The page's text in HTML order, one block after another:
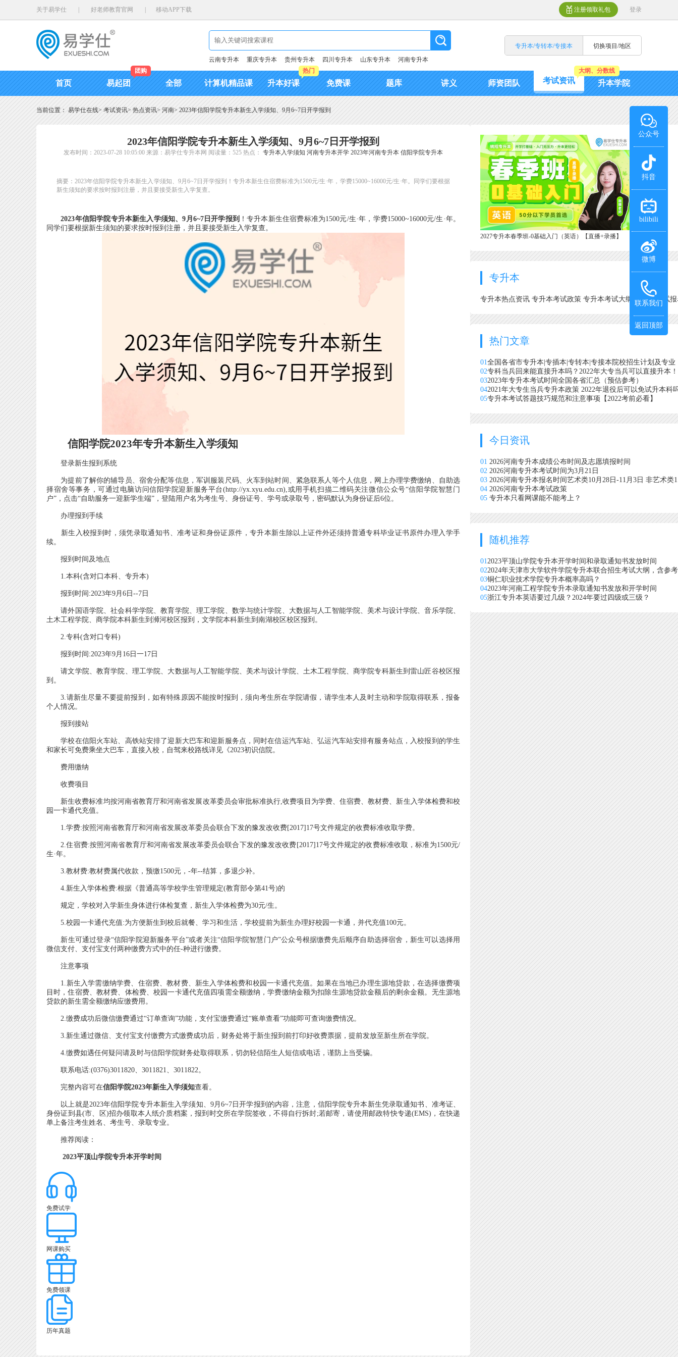
关于易学仕 好老师教育官网 移动APP下载 注册领取礼包 登录
云南专升本 重庆专升本 贵州专升本 四川专升本 山东专升本 河南专升本
专升本/专转本/专接本 切换项目/地区
首页 易起团
团购
全部 计算机精品课 升本好课
热门
免费课 题库 讲义 师资团队 考试资讯
大纲、分数线
升本学院
当前位置： 易学仕在线> 考试资讯> 热点资讯> 河南> 2023年信阳学院专升本新生入学须知、9月6~7日开学报到
2023年信阳学院专升本新生入学须知、9月6~7日开学报到
发布时间：2023-07-28 10:05:00 来源：易学仕专升本网 阅读量：525 热点： 专升本入学须知 河南专升本开学 2023年河南专升本 信阳学院专升本
摘要：2023年信阳学院专升本新生入学须知、9月6~7日开学报到！专升本新生住宿费标准为1500元/生·年，学费15000~16000元/生·年。同学们要根据
新生须知的要求按时报到注册，并且要接受新生入学复查。
2023年信阳学院专升本新生入学须知、9月6~7日开学报到 ！专升本新生住宿费标准为1500元/生·年，学费15000~16000元/生·年。
同学们要根据新生须知的要求按时报到注册，并且要接受新生入学复查。
信阳学院2023年专升本新生入学须知
登录新生报到系统
为提前了解你的辅导员、宿舍分配等信息，军训服装尺码、火车到站时间、紧急联系人等个人信息，网上办理学费缴纳、自助选
择宿舍等事务，可通过电脑访问信阳学院迎新服务平台(http://yx.xyu.edu.cn),或用手机扫描二维码关注微信公众号“信阳学院智慧门
户”，点击“自助服务一迎新学生端”，登陆用户名为考生号、身份证号、学号或录取号，密码默认为身份证后6位。
办理报到手续
新生入校报到时，须凭录取通知书、准考证和身份证原件，专升本新生除以上证件外还须持普通专科毕业证书原件办理入学手
续。
报到时间及地点
1.本科(含对口本科、专升本)
报到时间:2023年9月6日--7日
请外国语学院、社会科学学院、教育学院、理工学院、数学与统计学院、大数据与人工智能学院、美术与设计学院、音乐学院、
土木工程学院、商学院本科新生到浉河校区报到，文学院本科新生到南湖校区校区报到。
2.专科(含对口专科)
报到时间:2023年9月16日一17日
请文学院、教育学院、理工学院、大数据与人工智能学院、美术与设计学院、土木工程学院、商学院专科新生到雷山匠谷校区报
到。
3.请新生尽量不要提前报到，如有特殊原因不能按时报到，须向考生所在学院请假，请学生本人及时主动和学院取得联系，报备
个人情况。
报到接站
学校在信阳火车站、高铁站安排了迎新大巴车和迎新服务点，同时在信运汽车站、弘运汽车站安排有服务站点，入校报到的学生
和家长可免费乘坐大巴车，直接入校，自驾来校路线详见《2023初识信院。
费用缴纳
收费项目
新生收费标准均按河南省教育厅和河南省发展改革委员会审批标准执行,收费项目为学费、住宿费、教材费、新生入学体检费和校
园一卡通代充值。
1.学费:按照河南省教育厅和河南省发展改革委员会联合下发的豫发改收费[2017]17号文件规定的收费标准收取学费。
2.住宿费:按照河南省教育厅和河南省发展改革委员会联合下发的豫发改收费[2017]17号文件规定的收费标准收取，标准为1500元/
生·年。
3.教材费:教材费属代收款，预缴1500元，-年--结算，多退少补。
4.新生入学体检费:根据《普通高等学校学生管理规定(教育部令第41号)的
规定，学校对入学新生身体进行体检复查，新生入学体检费为30元/生。
5.校园一卡通代充值:为方便新生到校后就餐、学习和生活，学校提前为新生办理好校园一卡通，并代充值100元。
新生可通过登录“信阳学院迎新服务平台”或者关注“信阳学院智慧门户”公众号根据缴费先后顺序自助选择宿舍，新生可以选择用
微信支付、支付宝支付两种缴费方式中的任-种进行缴费。
注意事项
1.新生入学需缴纳学费、住宿费、教材费、新生入学体检费和校园一卡通代充值。如果在当地已办理生源地贷款，在选择缴费项
目时，住宿费、教材费、体检费、校园一卡通代充值四项需全额缴纳，学费缴纳金额为扣除生源地贷款金额后的剩余金额。无生源地
贷款的新生需全额缴纳应缴费用。
2.缴费成功后微信缴费通过“订单查询”功能，支付宝缴费通过“账单查看”功能即可查询缴费情况。
3.新生通过微信、支付宝支付缴费方式缴费成功后，财务处将于新生报到前打印好收费票据，提前发放至新生所在学院。
4.缴费如遇任何疑问请及时与信阳学院财务处取得联系，切勿轻信陌生人短信或电话，谨防上当受骗。
联系电话:(0376)3011820、3011821、3011822。
完整内容可在信阳学院2023年新生入学须知查看。
以上就是2023年信阳学院专升本新生入学须知、9月6~7日开学报到的内容，注意，信阳学院专升本新生凭录取通知书、准考证、
身份证到县(市、区)招办领取本人纸介质档案，报到时交所在学院签收，不得自行拆封;若邮寄，请使用邮政特快专递(EMS)，在快递
单上备注考生姓名、考生号、录取专业。
推荐阅读：
2023平顶山学院专升本开学时间
免费试学
网课购买
免费领课
历年真题
2027专升本春季班-0基础入门（英语）【直播+录播】
专升本
专升本热点资讯 专升本考试政策 专升本考试大纲 专升本考试
热门文章
01全国各省市专升本|专插本|专转本|专接本院校招生计划及专业
02专科当兵回来能直接升本吗？2022年大专当兵可以直接升本！
032023年专升本考试时间全国各省汇总（预估参考）
042021年大专生当兵专升本政策 2022年退役后可以免试升本科
05专升本考试答题技巧规范和注意事项【2022考前必看】
今日资讯
01 2026河南专升本成绩公布时间及志愿填报时间
02 2026河南专升本考试时间为3月21日
03 2026河南专升本报名时间艺术类10月28日-11月3日 非艺术类
04 2026河南专升本考试政策
05 专升本只看网课能不能考上？
随机推荐
012023平顶山学院专升本开学时间和录取通知书发放时间
022024年天津市大学软件学院专升本联合招生考试大纲，含参
03铜仁职业技术学院专升本概率高吗？
042023年河南工程学院专升本录取通知书发放和开学时间
05浙江专升本英语要过几级？2024年要过四级或三级？
公众号
抖音
bilibili
微博
联系我们
返回顶部